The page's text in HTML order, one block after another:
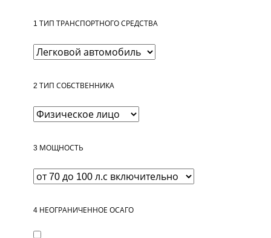
1 ТИП ТРАНСПОРТНОГО СРЕДСТВА
2 ТИП СОБСТВЕННИКА
3 МОЩНОСТЬ
4 НЕОГРАНИЧЕННОЕ ОСАГО